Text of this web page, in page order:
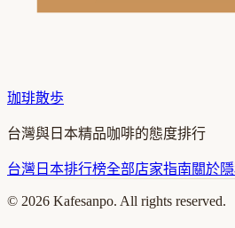
珈琲散歩
台灣與日本精品咖啡的態度排行
台灣 日本排行榜全部店家指南關於
© 2026 Kafesanpo. All rights reserved.